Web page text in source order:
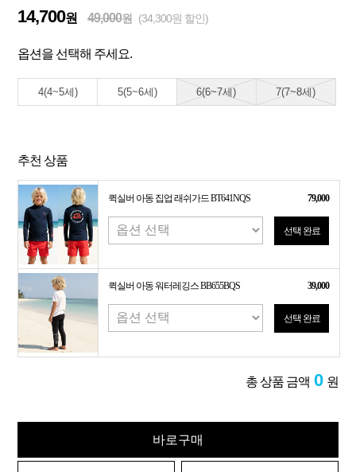
14,700원 49,000원 (34,300원 할인)
옵션을 선택해 주세요.
4(4~5세) 5(5~6세) 6(6~7세) 7(7~8세)
추천 상품
퀵실버 아동 집업 래쉬가드 BT641NQS 79,000
선택 완료
퀵실버 아동 워터레깅스 BB655BQS 39,000
선택 완료
총 상품 금액 0 원
바로구매